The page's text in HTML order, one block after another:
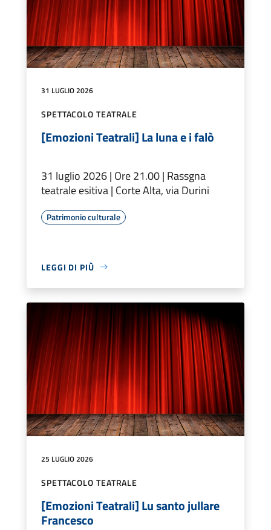
31 LUGLIO 2026
SPETTACOLO TEATRALE
[Emozioni Teatrali] La luna e i falò
31 luglio 2026 | Ore 21.00 | Rassgna
teatrale esitiva | Corte Alta, via Durini
Patrimonio culturale
LEGGI DI PIÙ
25 LUGLIO 2026
SPETTACOLO TEATRALE
[Emozioni Teatrali] Lu santo jullare
Francesco